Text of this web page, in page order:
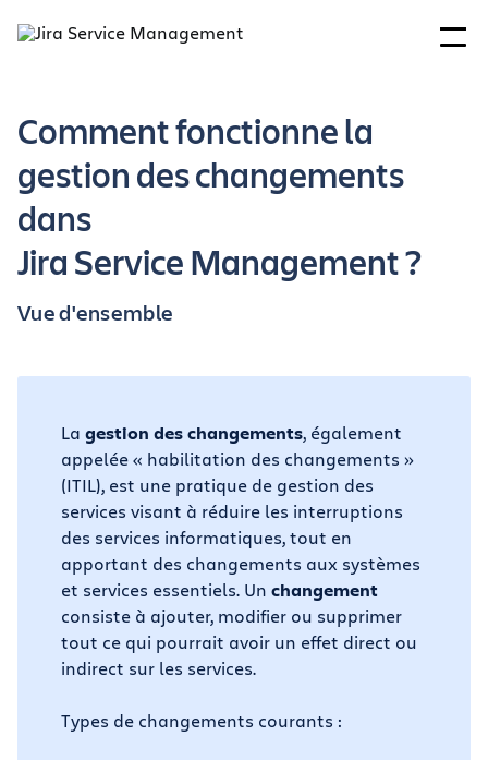
Comment fonctionne la
gestion des changements
dans
Jira Service Management ?
Vue d'ensemble
La gestion des changements, également
appelée « habilitation des changements »
(ITIL), est une pratique de gestion des
services visant à réduire les interruptions
des services informatiques, tout en
apportant des changements aux systèmes
et services essentiels. Un changement
consiste à ajouter, modifier ou supprimer
tout ce qui pourrait avoir un effet direct ou
indirect sur les services.
Types de changements courants :